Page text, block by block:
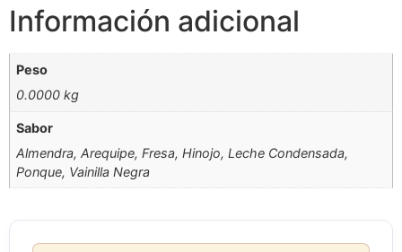
Información adicional
Peso
0.0000 kg
Sabor
Almendra, Arequipe, Fresa, Hinojo, Leche Condensada,
Ponque, Vainilla Negra